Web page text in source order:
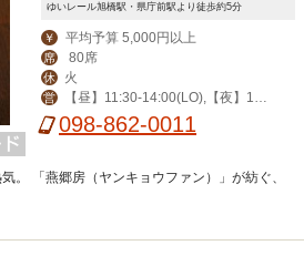
ゆいレール旭橋駅・県庁前駅より徒歩約5分
￥ 平均予算 5,000円以上
席 80席
休 火
営
【昼】11:30-14:00(LO),【夜】17:
30-22:30(LO),土/祝17:00-22:30(LO),
098-862-0011
。 「燕郷房（ヤンキョウファン）」が紡ぐ、